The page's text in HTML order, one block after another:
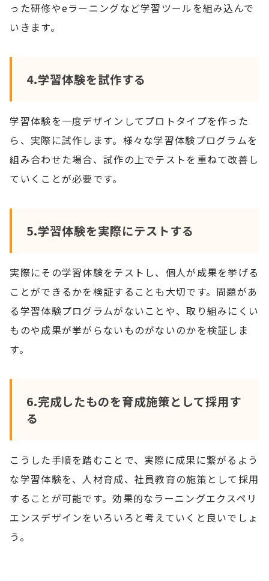
った研修やeラーニングなど学習ツールを組み込んで
いきます。
4.学習体験を試作する
学習体験を一度デザインしてプロトタイプを作った
ら、実際に試作します。様々な学習体験プログラムを
組み合わせた場合、試作の上でテストを重ねて改善し
ていくことが必要です。
5.学習体験を実際にテストする
実際にその学習体験をテストし、個人が成果を挙げる
ことができるかを検証することも大切です。問題があ
る学習体験プログラムがないことや、取り組みにくい
ものや成果が挙がらないものがないのかを検証しま
す。
6.完成したものを育成施策として採用す
る
こうした手順を踏むことで、実際に成果に繋がるよう
な学習体験を、人材育成、社員教育の施策として採用
することが可能です。効果的なラーニングエクスペリ
エンスデザインをいろいろと考えていくと良いでしょ
う。